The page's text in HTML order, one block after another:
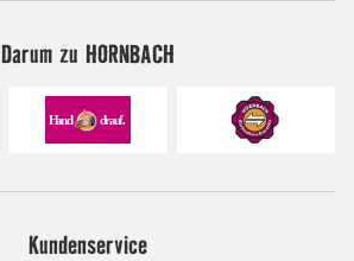
Darum zu HORNBACH
Kundenservice